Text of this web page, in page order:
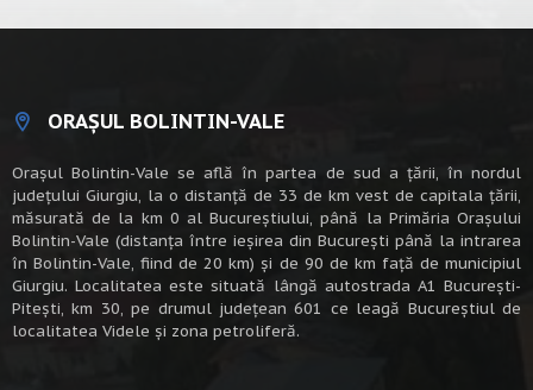
ORAȘUL BOLINTIN-VALE
Oraşul Bolintin-Vale se află în partea de sud a ţării, în nordul
judeţului Giurgiu, la o distanţă de 33 de km vest de capitala țării,
măsurată de la km 0 al Bucureștiului, până la Primăria Orașului
Bolintin-Vale (distanța între ieșirea din București până la intrarea
în Bolintin-Vale, fiind de 20 km) şi de 90 de km faţă de municipiul
Giurgiu. Localitatea este situată lângă autostrada A1 Bucureşti-
Piteşti, km 30, pe drumul judeţean 601 ce leagă Bucureştiul de
localitatea Videle şi zona petroliferă.